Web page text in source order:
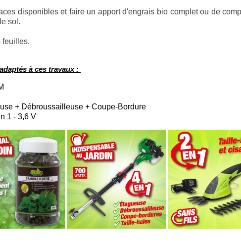
disponibles et faire un apport d'engrais bio complet ou de
sol.
feuilles.
à ces travaux :
+ Débroussailleuse + Coupe-Bordure
1 - 3,6 V